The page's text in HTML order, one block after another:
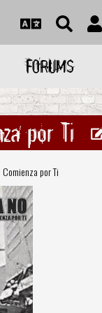
FORUMS
por Ti
por Ti